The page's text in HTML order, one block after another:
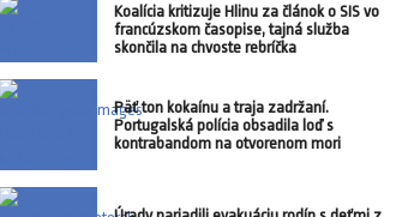
Koalícia kritizuje Hlinu za článok o SIS vo
francúzskom časopise, tajná služba
skončila na chvoste rebríčka
Päť ton kokaínu a traja zadržaní.
Portugalská polícia obsadila loď s
kontrabandom na otvorenom mori